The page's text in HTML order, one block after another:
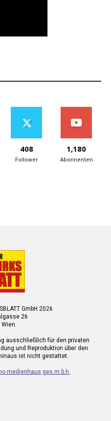
408
Follower
1,180
Abonnenten
GmbH 2026
26
ausschließlich für den privaten
und Reproduktion über den
ist nicht gestattet.
medienhaus ges.m.b.h.